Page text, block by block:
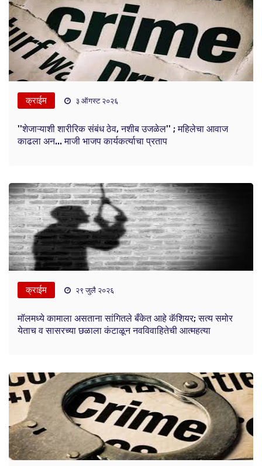
क्राईम ३ ऑगस्ट २०२६
''शेजाऱ्याशी शारीरिक संबंध ठेव, नशीब उजळेल'' ; महिलेचा आवाज
काढला अन... माजी भाजप कार्यकर्त्याचा प्रताप
क्राईम २९ जुलै २०२६
मॉलमध्ये कामाला असताना सांगितले बँकेत आहे कॅशियर; सत्य समोर
येताच व सासरच्या छळाला कंटाळून नवविवाहितेची आत्महत्या